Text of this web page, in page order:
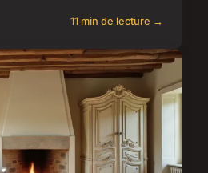
11 min de lecture →